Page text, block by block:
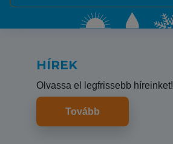
HÍREK
Olvassa el legfrissebb híreinket!
Tovább